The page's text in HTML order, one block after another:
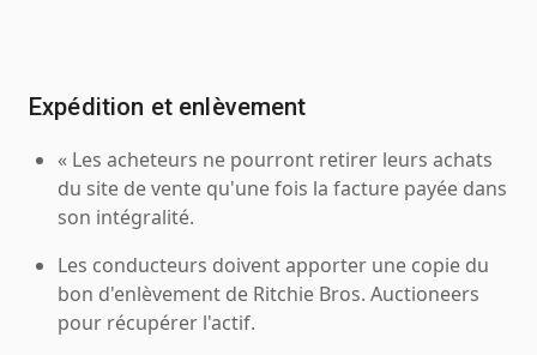
Expédition et enlèvement
« Les acheteurs ne pourront retirer leurs achats
du site de vente qu'une fois la facture payée dans
son intégralité.
Les conducteurs doivent apporter une copie du
bon d'enlèvement de Ritchie Bros. Auctioneers
pour récupérer l'actif.